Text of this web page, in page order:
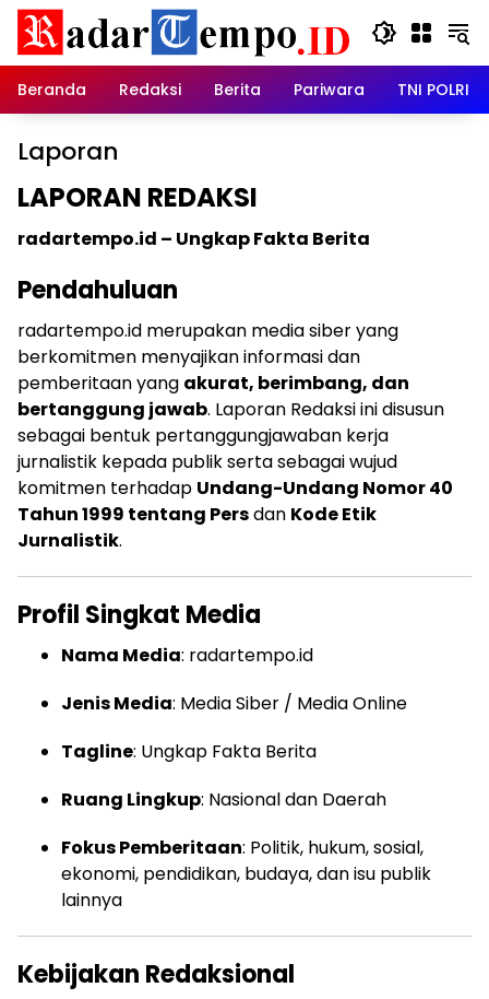
Skip
content
Beranda
Redaksi Berita Pariwara TNI POLRI
Laporan
LAPORAN REDAKSI
radartempo.id – Ungkap Fakta Berita
Pendahuluan
radartempo.id merupakan media siber yang
berkomitmen menyajikan informasi dan
pemberitaan yang akurat, berimbang, dan
bertanggung jawab. Laporan Redaksi ini disusun
sebagai bentuk pertanggungjawaban kerja
jurnalistik kepada publik serta sebagai wujud
komitmen terhadap Undang-Undang Nomor 40
Tahun 1999 tentang Persdan Kode Etik
Jurnalistik.
Profil Singkat Media
Nama Media: radartempo.id
Jenis Media: Media Siber / Media Online
Tagline: Ungkap Fakta Berita
Ruang Lingkup: Nasional dan Daerah
Fokus Pemberitaan: Politik, hukum, sosial,
ekonomi, pendidikan, budaya, dan isu publik
lainnya
Kebijakan Redaksional